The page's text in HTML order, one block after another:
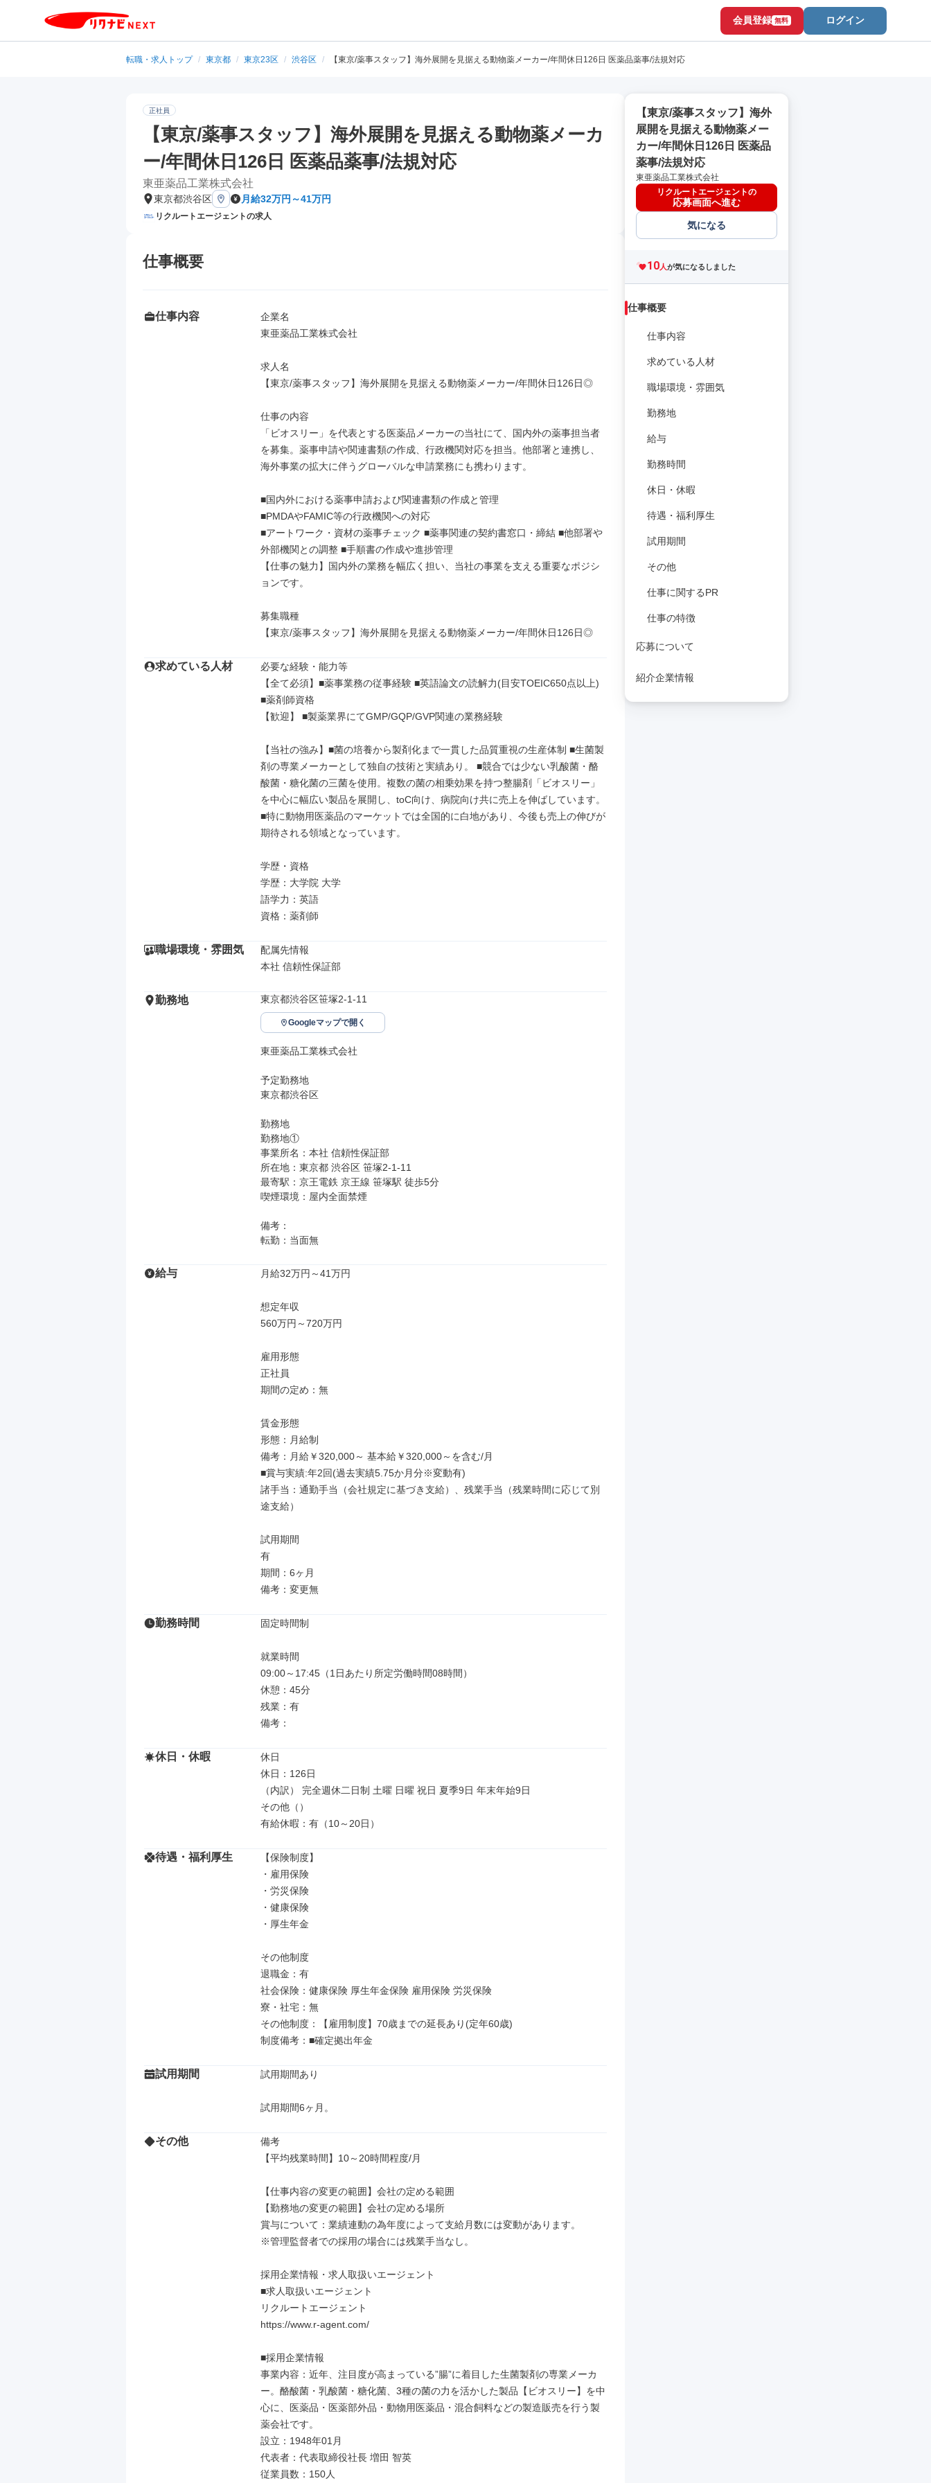
会員登録 無料 ログイン
転職・求人トップ / 東京都 / 東京23区 / 渋谷区 / 【東京/薬事スタッフ】海外展開を見据える動物薬メーカー/年間休日126日 医薬品薬事/法規対応
正社員
【東京/薬事スタッフ】海外展開を見据える動物薬メーカ
ー/年間休日126日 医薬品薬事/法規対応
東亜薬品工業株式会社
東京都渋谷区 月給32万円～41万円
リクルートエージェントの求人
仕事概要
仕事内容
企業名
東亜薬品工業株式会社
求人名
【東京/薬事スタッフ】海外展開を見据える動物薬メーカー/年間休日126日◎
仕事の内容
「ビオスリー」を代表とする医薬品メーカーの当社にて、国内外の薬事担当者
を募集。薬事申請や関連書類の作成、行政機関対応を担当。他部署と連携し、
海外事業の拡大に伴うグローバルな申請業務にも携わります。
■国内外における薬事申請および関連書類の作成と管理
■PMDAやFAMIC等の行政機関への対応
■アートワーク・資材の薬事チェック ■薬事関連の契約書窓口・締結 ■他部署や
外部機関との調整 ■手順書の作成や進捗管理
【仕事の魅力】国内外の業務を幅広く担い、当社の事業を支える重要なポジシ
ョンです。
募集職種
【東京/薬事スタッフ】海外展開を見据える動物薬メーカー/年間休日126日◎
求めている人材
必要な経験・能力等
【全て必須】■薬事業務の従事経験 ■英語論文の読解力(目安TOEIC650点以上)
■薬剤師資格
【歓迎】 ■製薬業界にてGMP/GQP/GVP関連の業務経験
【当社の強み】■菌の培養から製剤化まで一貫した品質重視の生産体制 ■生菌製
剤の専業メーカーとして独自の技術と実績あり。 ■競合では少ない乳酸菌・酪
酸菌・糖化菌の三菌を使用。複数の菌の相乗効果を持つ整腸剤「ビオスリー」
を中心に幅広い製品を展開し、toC向け、病院向け共に売上を伸ばしています。
■特に動物用医薬品のマーケットでは全国的に白地があり、今後も売上の伸びが
期待される領域となっています。
学歴・資格
学歴：大学院 大学
語学力：英語
資格：薬剤師
職場環境・雰囲気
配属先情報
本社 信頼性保証部
勤務地 東京都渋谷区笹塚2-1-11
Googleマップで開く
東亜薬品工業株式会社
予定勤務地
東京都渋谷区
勤務地
勤務地①
事業所名：本社 信頼性保証部
所在地：東京都 渋谷区 笹塚2-1-11
最寄駅：京王電鉄 京王線 笹塚駅 徒歩5分
喫煙環境：屋内全面禁煙
備考：
転勤：当面無
給与 月給32万円～41万円
想定年収
560万円～720万円
雇用形態
正社員
期間の定め：無
賃金形態
形態：月給制
備考：月給￥320,000～ 基本給￥320,000～を含む/月
■賞与実績:年2回(過去実績5.75か月分※変動有)
諸手当：通勤手当（会社規定に基づき支給）、残業手当（残業時間に応じて別
途支給）
試用期間
有
期間：6ヶ月
備考：変更無
勤務時間 固定時間制
就業時間
09:00～17:45（1日あたり所定労働時間08時間）
休憩：45分
残業：有
備考：
休日・休暇
休日
休日：126日
（内訳） 完全週休二日制 土曜 日曜 祝日 夏季9日 年末年始9日
その他（）
有給休暇：有（10～20日）
待遇・福利厚生
【保険制度】
・雇用保険
・労災保険
・健康保険
・厚生年金
その他制度
退職金：有
社会保険：健康保険 厚生年金保険 雇用保険 労災保険
寮・社宅：無
その他制度：【雇用制度】70歳までの延長あり(定年60歳)
制度備考：■確定拠出年金
試用期間 試用期間あり
試用期間6ヶ月。
その他
備考
【平均残業時間】10～20時間程度/月
【仕事内容の変更の範囲】会社の定める範囲
【勤務地の変更の範囲】会社の定める場所
賞与について：業績連動の為年度によって支給月数には変動があります。
※管理監督者での採用の場合には残業手当なし。
採用企業情報・求人取扱いエージェント
■求人取扱いエージェント
リクルートエージェント
https://www.r-agent.com/
■採用企業情報
事業内容：近年、注目度が高まっている”腸”に着目した生菌製剤の専業メーカ
ー。酪酸菌・乳酸菌・糖化菌、3種の菌の力を活かした製品【ビオスリー】を中
心に、医薬品・医薬部外品・動物用医薬品・混合飼料などの製造販売を行う製
薬会社です。
設立：1948年01月
代表者：代表取締役社長 増田 智英
従業員数：150人
【東京/薬事スタッフ】海外
展開を見据える動物薬メー
カー/年間休日126日 医薬品
薬事/法規対応
東亜薬品工業株式会社
リクルートエージェントの
応募画面へ進む
気になる
10人が気になるしました
仕事概要
仕事内容
求めている人材
職場環境・雰囲気
勤務地
給与
勤務時間
休日・休暇
待遇・福利厚生
試用期間
その他
仕事に関するPR
仕事の特徴
応募について
紹介企業情報